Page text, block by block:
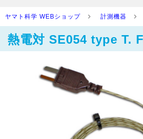
ヤマト科学 WEBショップ 計測機器
熱電対 SE054 type T.